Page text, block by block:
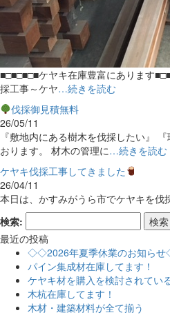
■□■□■□■ケヤキ在庫豊富にあります
採工事～ケヤ…続きを読む
伐採御見積無料
26/05/11
『敷地内にある樹木を伐採したい』
おります。 材木の管理に…続きを読む
ケヤキ伐採工事してきました
26/04/11
本日は、かすみがうら市でケヤキを伐
検索:
最近の投稿
◇◇2026年夏季休業のお知ら
パイン集成材在庫してます！
ケヤキ材を購入を検討されてい
木杭在庫してます！
木材・建築材料が全て揃う